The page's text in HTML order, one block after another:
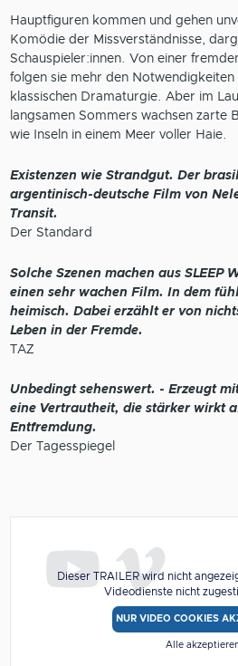
Dieser TRAILER wird nicht
Videodienste nicht
NUR VIDEO COOKIES
Alle
Hauptfiguren kommen und gehen
Komödie der Missverständnisse,
Schauspieler:innen. Von einer
folgen sie mehr den
klassischen Dramaturgie. Aber im
langsamen Sommers wachsen zarte
wie Inseln in einem Meer voller Haie.
Existenzen wie Strandgut. Der
argentinisch-deutsche Film von
Transit.
Der Standard
Solche Szenen machen aus SLEEP
einen sehr wachen Film. In dem
heimisch. Dabei erzählt er von
Leben in der Fremde.
TAZ
Unbedingt sehenswert. - Erzeugt
eine Vertrautheit, die stärker wirkt
Entfremdung.
Der Tagesspiegel